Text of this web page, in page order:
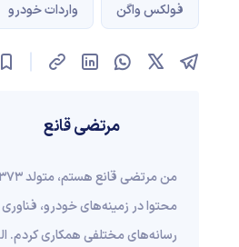
فولکس واگن واردات خودرو
مرتضی قانع
محتوا در زمینه‌های خودرو،
رسانه‌های مختلفی همکاری کردم.